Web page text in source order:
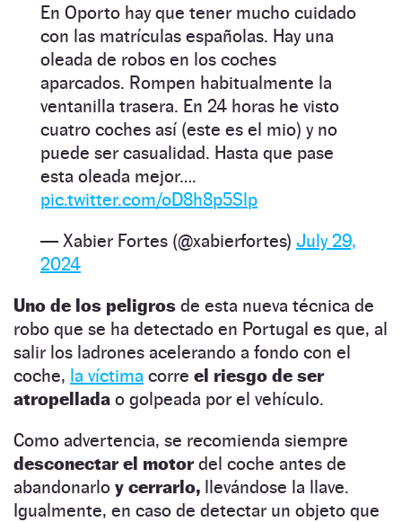
En Oporto hay que tener mucho cuidado
con las matrículas españolas. Hay una
oleada de robos en los coches
aparcados. Rompen habitualmente la
ventanilla trasera. En 24 horas he visto
cuatro coches así (este es el mio) y no
puede ser casualidad. Hasta que pase
esta oleada mejor….
pic.twitter.com/oD8h8p5Slp
— Xabier Fortes (@xabierfortes) July 29,
2024
Uno de los peligros de esta nueva técnica de
robo que se ha detectado en Portugal es que, al
salir los ladrones acelerando a fondo con el
coche, la víctima corre el riesgo de ser
atropellada o golpeada por el vehículo.
Como advertencia, se recomienda siempre
desconectar el motordel coche antes de
abandonarlo y cerrarlo, llevándose la llave.
Igualmente, en caso de detectar un objeto que